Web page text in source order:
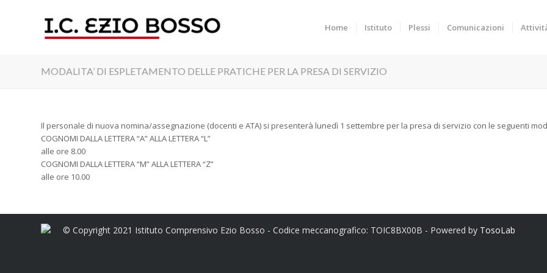
Home Istituto Plessi Comunicazioni
MODALITA’ DI ESPLETAMENTO DELLE PRATICHE PER LA PRESA DI SERVIZIO
Il personale di nuova nomina/assegnazione (docenti e ATA) si presenterà lunedì 1 settembre per la presa di servizio con le seguenti
COGNOMI DALLA LETTERA “A” ALLA LETTERA “L”
alle ore 8.00
COGNOMI DALLA LETTERA “M” ALLA LETTERA “Z”
alle ore 10.00
© Copyright 2021 Istituto Comprensivo Ezio Bosso - Codice meccanografico: TOIC8BX00B - Powered by TosoLab